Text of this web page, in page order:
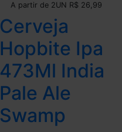
A partir de 2UN R$ 26,99
Cerveja
Hopbite Ipa
473Ml India
Pale Ale
Swamp